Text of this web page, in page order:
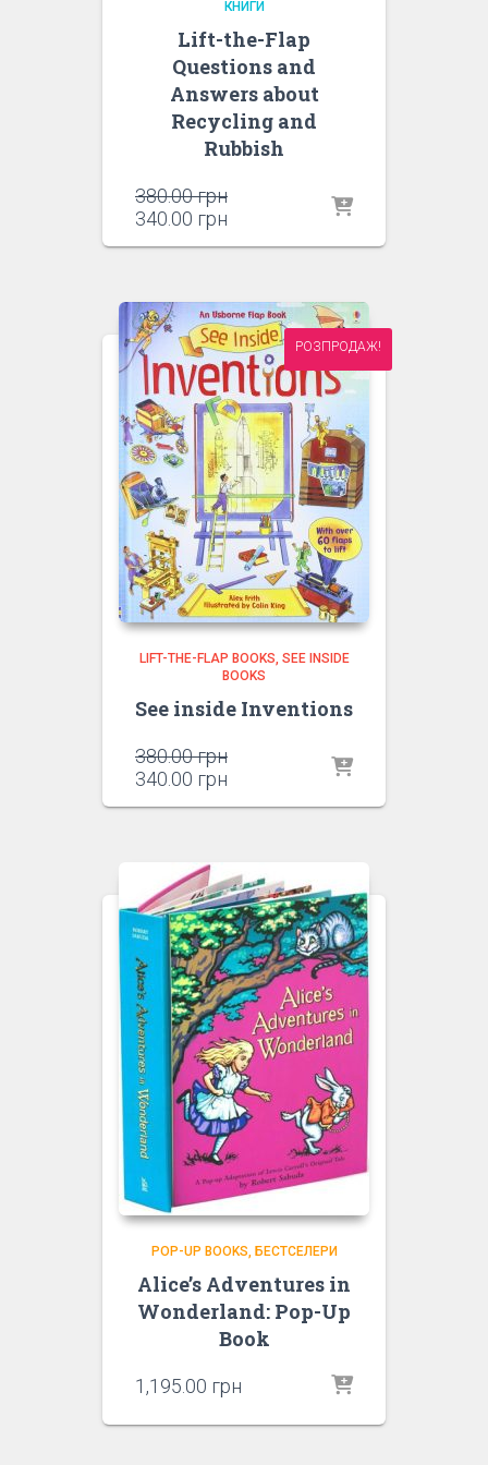
КНИГИ
Lift-the-Flap
Questions and
Answers about
Recycling and
Rubbish
380.00грнОригінальна
340.00 грн
РОЗПРОДАЖ!
LIFT-THE-FLAP BOOKS SEE INSIDE
BOOKS
See inside Inventions
380.00грнОригінальна
340.00 грн
POP-UP BOOKS БЕСТСЕЛЕРИ
Alice’s Adventures in
Wonderland: Pop-Up
Book
1,195.00 грн